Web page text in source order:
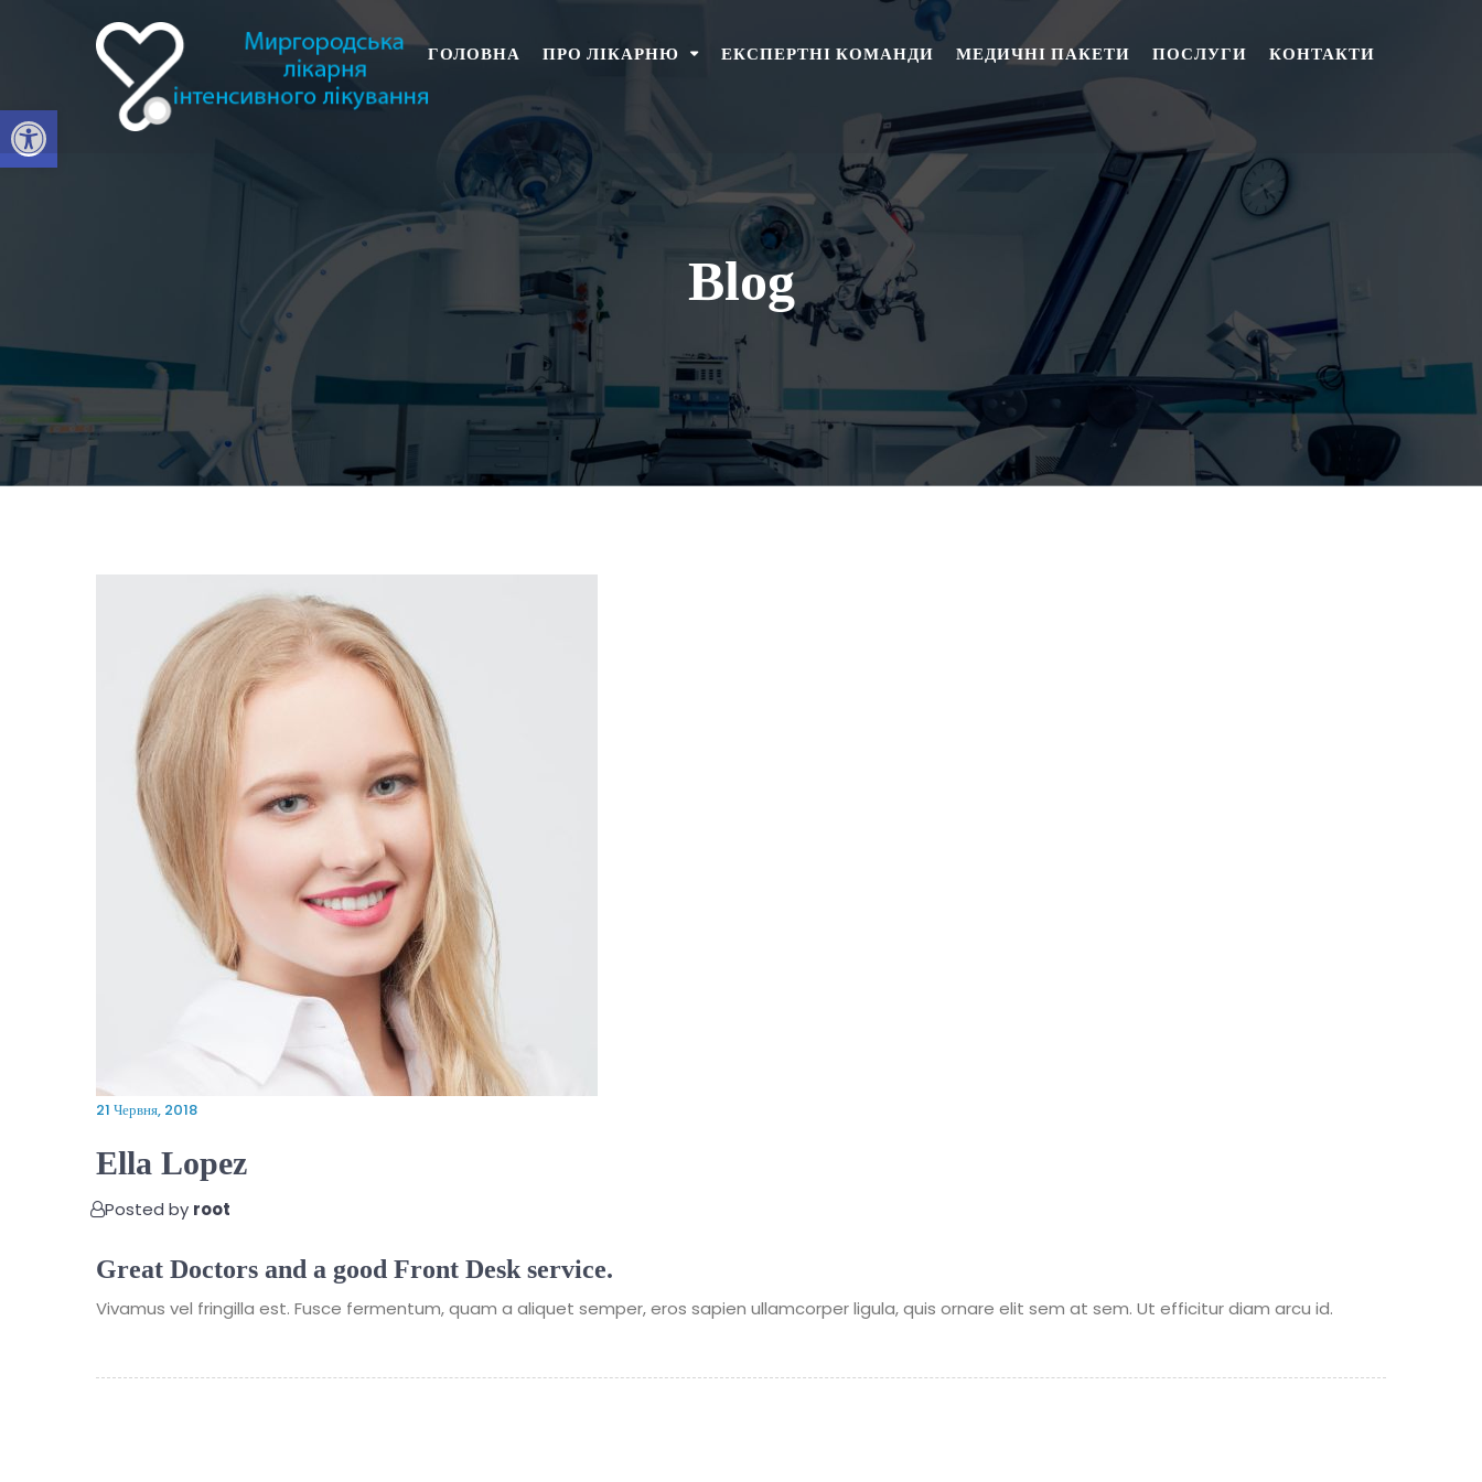
Відкрити Панель інструментів
ГОЛОВНА ПРО ЛІКАРНЮ ЕКСПЕРТНІ КОМАНДИ МЕДИЧНІ ПАКЕТИ ПОСЛУГИ КОНТАКТИ
Blog
21 Червня, 2018
Ella Lopez
Posted by root
Great Doctors and a good Front Desk service.
Vivamus vel fringilla est. Fusce fermentum, quam a aliquet semper, eros sapien ullamcorper ligula, quis ornare elit sem at sem. Ut efficitur diam arcu id.